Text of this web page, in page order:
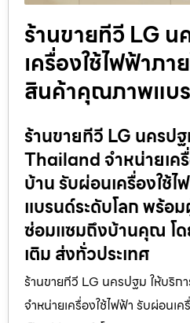
ร้านขายทีวี LG
เครื่องใช้ไฟฟ้าภ
สินค้าคุณภาพแบ
ร้านขายทีวี LG นครป
Thailand จำหน่ายเค
บ้าน รับผ่อนเครื่องใช้
แบรนด์ระดับโลก พร้อ
ซ่อมแซมถึงบ้านคุณ โด
เติม ส่งทั่วประเทศ
ร้านขายทีวี LG นครปฐม ให้บริ
จำหน่ายเครื่องใช้ไฟฟ้า รับผ่อนเ